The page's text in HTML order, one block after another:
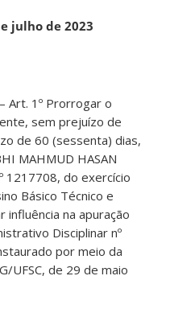
julho de 2023
Art. 1º Prorrogar o
sem prejuízo de
de 60 (sessenta) dias,
MAHMUD HASAN
1217708, do exercício
Básico Técnico e
influência na apuração
Disciplinar nº
por meio da
UFSC, de 29 de maio